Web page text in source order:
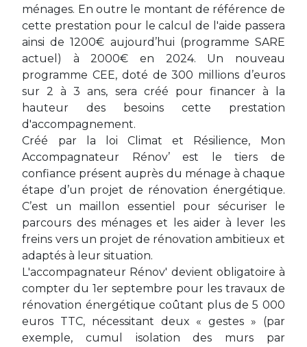
ménages. En outre le montant de référence de
cette prestation pour le calcul de l'aide passera
ainsi de 1200€ aujourd’hui (programme SARE
actuel) à 2000€ en 2024. Un nouveau
programme CEE, doté de 300 millions d’euros
sur 2 à 3 ans, sera créé pour financer à la
hauteur des besoins cette prestation
d'accompagnement.
Créé par la loi Climat et Résilience, Mon
Accompagnateur Rénov’ est le tiers de
confiance présent auprès du ménage à chaque
étape d’un projet de rénovation énergétique.
C’est un maillon essentiel pour sécuriser le
parcours des ménages et les aider à lever les
freins vers un projet de rénovation ambitieux et
adaptés à leur situation.
L'accompagnateur Rénov' devient obligatoire à
compter du 1er septembre pour les travaux de
rénovation énergétique coûtant plus de 5 000
euros TTC, nécessitant deux « gestes » (par
exemple, cumul isolation des murs par